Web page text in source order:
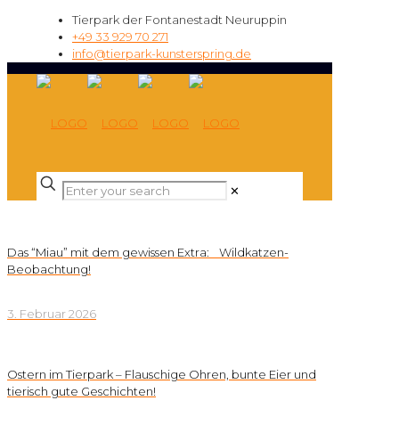
Tierpark der Fontanestadt Neuruppin
+49 33 929 70 271
info@tierpark-kunsterspring.de
✕
Das “Miau” mit dem gewissen Extra: Wildkatzen-
Beobachtung!
3. Februar 2026
Ostern im Tierpark – Flauschige Ohren, bunte Eier und
tierisch gute Geschichten!